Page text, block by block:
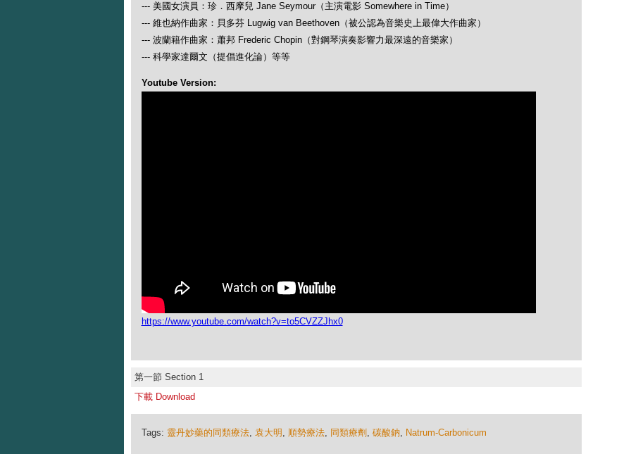
--- 美國女演員：珍．西摩兒 Jane Seymour（主演電影 Somewhere in Time）
--- 維也納作曲家：貝多芬 Lugwig van Beethoven（被公認為音樂史上最偉大作曲家）
--- 波蘭籍作曲家：蕭邦 Frederic Chopin（對鋼琴演奏影響力最深遠的音樂家）
--- 科學家達爾文（提倡進化論）等等
Youtube Version:
https://www.youtube.com/watch?v=to5CVZZJhx0
第一節 Section 1
下載 Download
Tags: 靈丹妙藥的同類療法, 袁大明 , 順勢療法, 同類療劑 , 碳酸鈉, Natrum-Carbonicum